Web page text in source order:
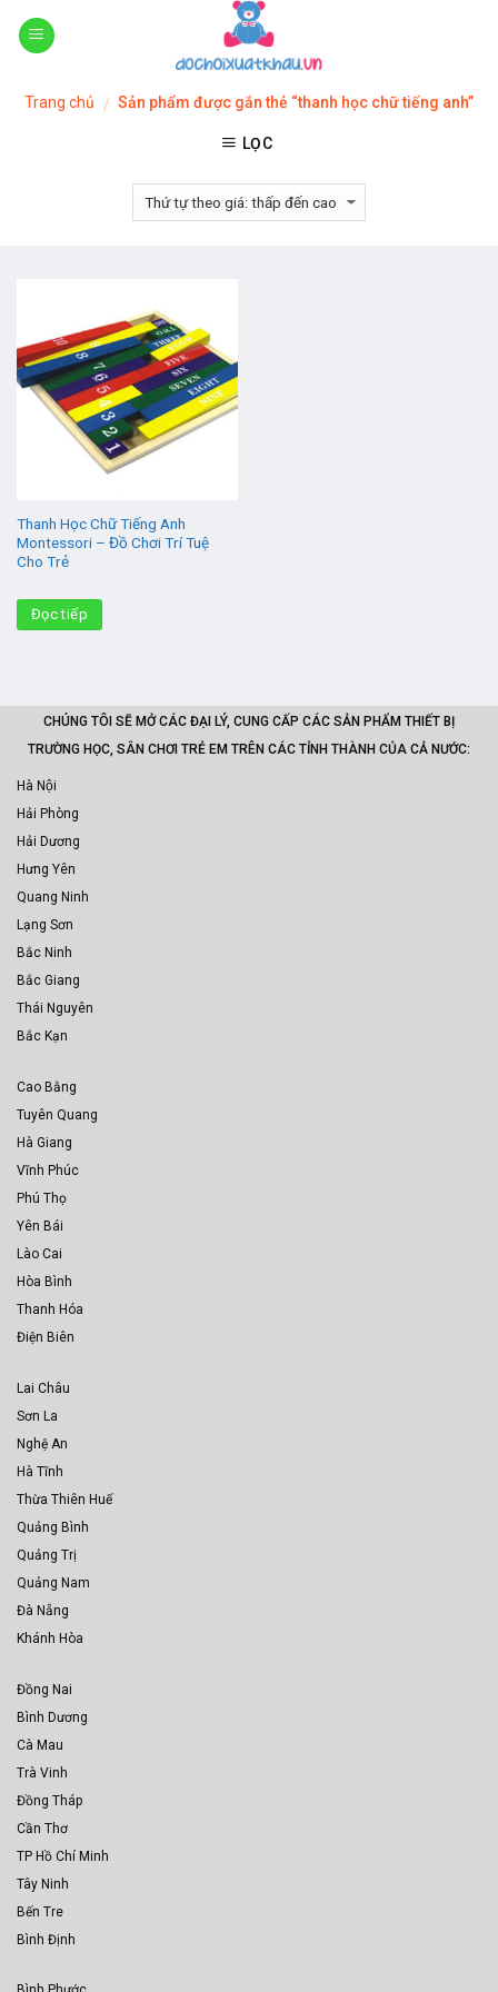
Skip
Trang chủ / Sản phẩm được gắn thẻ “thanh học chữ tiếng anh”
LỌC
Thanh Học Chữ Tiếng Anh
Montessori – Đồ Chơi Trí Tuệ
Cho Trẻ
Đọc tiếp
CHÚNG TÔI SẼ MỞ CÁC ĐẠI LÝ, CUNG CẤP CÁC SẢN PHẨM THIẾT BỊ
TRƯỜNG HỌC, SÂN CHƠI TRẺ EM TRÊN CÁC TỈNH THÀNH CỦA CẢ NƯỚC:
Hà Nội
Hải Phòng
Hải Dương
Hưng Yên
Quang Ninh
Lạng Sơn
Bắc Ninh
Bắc Giang
Thái Nguyên
Bắc Kạn
Cao Bằng
Tuyên Quang
Hà Giang
Vĩnh Phúc
Phú Thọ
Yên Bái
Lào Cai
Hòa Bình
Thanh Hóa
Điện Biên
Lai Châu
Sơn La
Nghệ An
Hà Tĩnh
Thừa Thiên Huế
Quảng Bình
Quảng Trị
Quảng Nam
Đà Nẵng
Khánh Hòa
Đồng Nai
Bình Dương
Cà Mau
Trà Vinh
Đồng Tháp
Cần Thơ
TP Hồ Chí Minh
Tây Ninh
Bến Tre
Bình Định